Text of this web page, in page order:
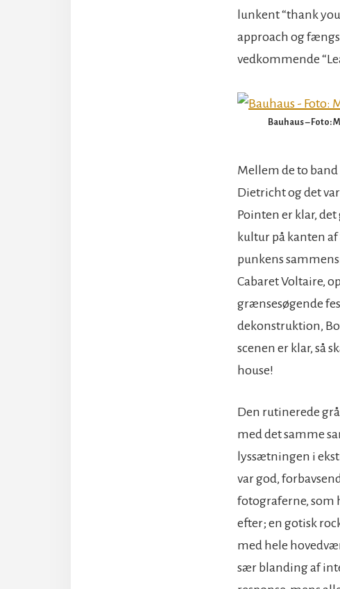
lunkent “thank
approach og
vedkommende
Bauhaus – Foto:
Mellem de to
Dietricht og det
Pointen er klar,
kultur på kanten
punkens
Cabaret Voltaire,
grænsesøgende
dekonstruktion,
scenen er klar, så
house!
Den rutinerede
med det samme
lyssætningen i
var god,
fotograferne, som
efter; en gotisk
med hele
sær blanding af